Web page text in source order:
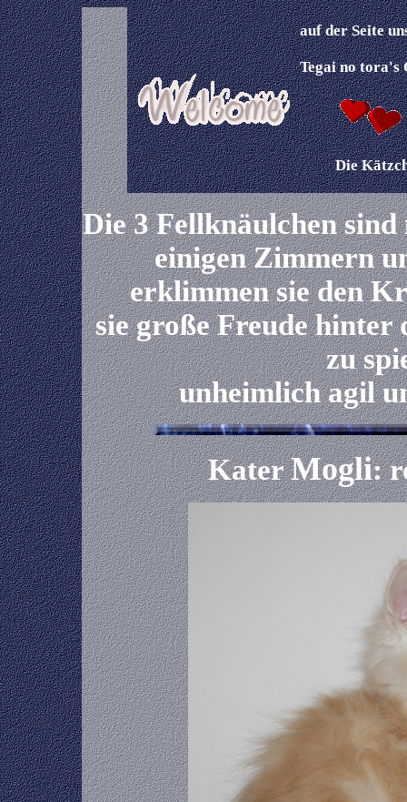
auf der Seite
Tegai no tora's
Die
Die 3 Fellknäulchen
einigen Zimmern
erklimmen sie den
sie große Freude hinter
zu
unheimlich agil
KaterMogli: